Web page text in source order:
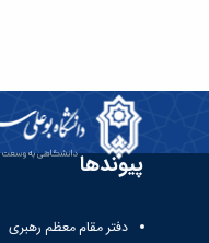
پیوندها
دفتر مقام معظم رهبری